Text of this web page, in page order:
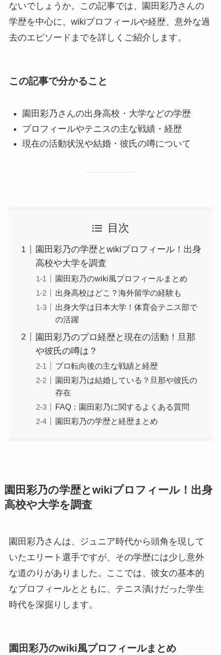
ないでしょうか。この記事では、園田彩乃さんの
学歴を中心に、wikiプロフィールや経歴、意外な過
去のエピソードまでを詳しくご紹介します。
この記事で分かること
園田彩乃さんの出身高校・大学などの学歴
プロフィールやテニスの主な戦績・経歴
現在の活動状況や結婚・彼氏の噂について
目次
園田彩乃の学歴とwikiプロフィール！出身
高校や大学を調査
園田彩乃のwiki風プロフィールまとめ
出身高校はどこ？海外留学の経験も
出身大学は日本大学！体育会テニス部で
の活躍
園田彩乃のプロ経歴と現在の活動！旦那
や彼氏の噂は？
プロ転向後の主な戦績と経歴
園田彩乃は結婚している？旦那や彼氏の
存在
FAQ：園田彩乃に関するよくある質問
園田彩乃の学歴と経歴まとめ
園田彩乃の学歴とwikiプロフィール！出身
高校や大学を調査
園田彩乃さんは、ジュニア時代から頭角を現して
いたエリート選手ですが、その学歴には少し意外
な道のりがありました。ここでは、彼女の基本的
なプロフィールとともに、テニス漬けだった学生
時代を深掘りします。
園田彩乃のwiki風プロフィールまとめ